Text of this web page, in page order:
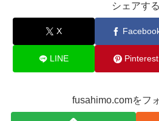
シェアする
X
LINE Pinterest
fusahimo.comをフ